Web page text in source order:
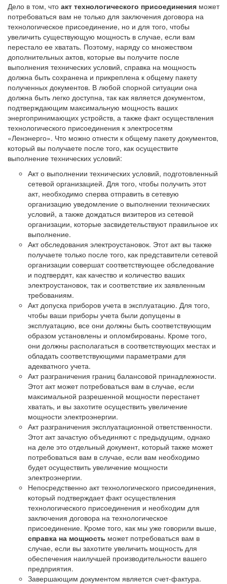
Дело в том, что акт технологического присоединения может
потребоваться вам не только для заключения договора на
технологическое присоединение, но и для того, чтобы
увеличить существующую мощность в случае, если вам
перестало ее хватать. Поэтому, наряду со множеством
дополнительных актов, которые вы получите после
выполнения технических условий, справка на мощность
должна быть сохранена и прикреплена к общему пакету
полученных документов. В любой спорной ситуации она
должна быть легко доступна, так как является документом,
подтверждающим максимальную мощность ваших
энергопринимающих устройств, а также факт осуществления
технологического присоединения к электросетям
«Ленэнерго». Что можно отнести к общему пакету документов,
который вы получаете после того, как осуществите
выполнение технических условий:
Акт о выполнении технических условий, подготовленный
сетевой организацией. Для того, чтобы получить этот
акт, необходимо сперва отправить в сетевую
организацию уведомление о выполнении технических
условий, а также дождаться визитеров из сетевой
организации, которые засвидетельствуют правильное их
выполнение.
Акт обследования электроустановок. Этот акт вы также
получаете только после того, как представители сетевой
организации совершат соответствующее обследование
и подтвердят, как качество и количество ваших
электроустановок, так и соответствие их заявленным
требованиям.
Акт допуска приборов учета в эксплуатацию. Для того,
чтобы ваши приборы учета были допущены в
эксплуатацию, все они должны быть соответствующим
образом установлены и опломбированы. Кроме того,
они должны располагаться в соответствующих местах и
обладать соответствующими параметрами для
адекватного учета.
Акт разграничения границ балансовой принадлежности.
Этот акт может потребоваться вам в случае, если
максимальной разрешенной мощности перестанет
хватать, и вы захотите осуществить увеличение
мощности электроэнергии.
Акт разграничения эксплуатационной ответственности.
Этот акт зачастую объединяют с предыдущим, однако
на деле это отдельный документ, который также может
потребоваться вам в случае, если вам необходимо
будет осуществить увеличение мощности
электроэнергии.
Непосредственно акт технологического присоединения,
который подтверждает факт осуществления
технологического присоединения и необходим для
заключения договора на технологическое
присоединение. Кроме того, как мы уже говорили выше,
справка на мощность может потребоваться вам в
случае, если вы захотите увеличить мощность для
обеспечения наилучшей производительности вашего
предприятия.
Завершающим документом является счет-фактура.